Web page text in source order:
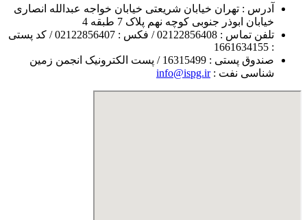
آدرس : تهران خیابان شریعتی خیابان خواجه عبدالله انصاری
خیابان ابوذر جنوبی کوچه نهم پلاک 7 طبقه 4
تلفن تماس : 02122856408 / فکس : 02122856407 / کد پستی
: 1661634155
صندوق پستی : 16315499 / پست الکترونیک انجمن زمین
شناسی نفت :info@ispg.ir